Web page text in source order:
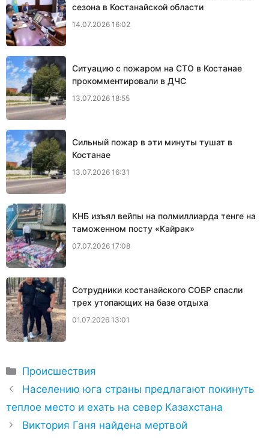
сезона в Костанайской области
14.07.2026 16:02
Ситуацию с пожаром на СТО в Костанае
прокомментировали в ДЧС
13.07.2026 18:55
Сильный пожар в эти минуты тушат в
Костанае
13.07.2026 16:31
КНБ изъял вейпы на полмиллиарда тенге на
таможенном посту «Кайрак»
07.07.2026 17:08
Сотрудники костанайского СОБР спасли
трех утопающих на базе отдыха
01.07.2026 13:01
Рубрики
Происшествия
Населению юга страны предлагают покинуть
теплое место и ехать на север Казахстана
Виктория Ганя найдена мертвой